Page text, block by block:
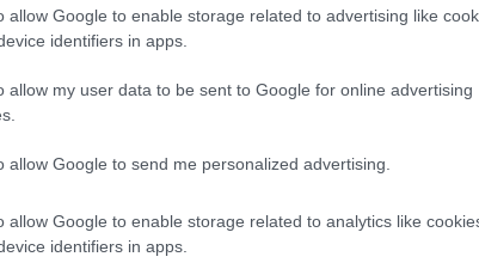
allow Google to enable storage related to advertising like
identifiers in apps.
allow my user data to be sent to Google for online advertising
allow Google to send me personalized advertising.
allow Google to enable storage related to analytics like
identifiers in apps.
már érezhetően közeledik a nagy lezáráshoz: még
mielőtt a böjti időszak fegyelmezettebb
lakoma napja
neve is jelzi, milyen fontos határvonalat jelent:
húst és bőséges fogásokat lehetett
családok ilyenkor valóban kiadós étkezéseket
időszakot. Sok helyen ezen a napon zajlott a